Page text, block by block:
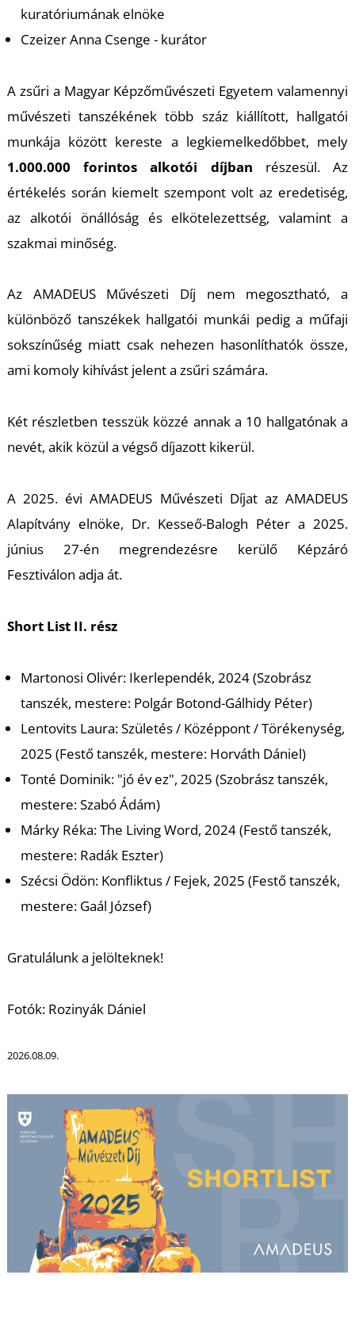
kuratóriumának elnöke
Czeizer Anna Csenge - kurátor
A zsűri a Magyar Képzőművészeti Egyetem valamennyi
művészeti tanszékének több száz kiállított, hallgatói
munkája között kereste a legkiemelkedőbbet, mely
1.000.000 forintos alkotói díjban részesül. Az
értékelés során kiemelt szempont volt az eredetiség,
az alkotói önállóság és elkötelezettség, valamint a
szakmai minőség.
Az AMADEUS Művészeti Díj nem megosztható, a
különböző tanszékek hallgatói munkái pedig a műfaji
sokszínűség miatt csak nehezen hasonlíthatók össze,
ami komoly kihívást jelent a zsűri számára.
Két részletben tesszük közzé annak a 10 hallgatónak a
nevét, akik közül a végső díjazott kikerül.
A 2025. évi AMADEUS Művészeti Díjat az AMADEUS
Alapítvány elnöke, Dr. Kesseő-Balogh Péter a 2025.
június 27-én megrendezésre kerülő Képzáró
Fesztiválon adja át.
Short List II. rész
Martonosi Olivér: Ikerlependék, 2024 (Szobrász
tanszék, mestere: Polgár Botond-Gálhidy Péter)
Lentovits Laura: Születés / Középpont / Törékenység,
2025 (Festő tanszék, mestere: Horváth Dániel)
Tonté Dominik: "jó év ez", 2025 (Szobrász tanszék,
mestere: Szabó Ádám)
Márky Réka: The Living Word, 2024 (Festő tanszék,
mestere: Radák Eszter)
Szécsi Ödön: Konfliktus / Fejek, 2025 (Festő tanszék,
mestere: Gaál József)
Gratulálunk a jelölteknek!
Fotók: Rozinyák Dániel
2026.08.09.